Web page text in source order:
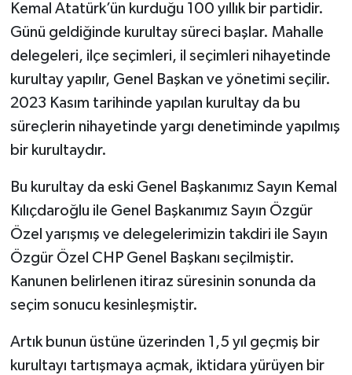
Kemal Atatürk’ün kurduğu 100 yıllık bir partidir.
Günü geldiğinde kurultay süreci başlar. Mahalle
delegeleri, ilçe seçimleri, il seçimleri nihayetinde
kurultay yapılır, Genel Başkan ve yönetimi seçilir.
2023 Kasım tarihinde yapılan kurultay da bu
süreçlerin nihayetinde yargı denetiminde yapılmış
bir kurultaydır.
Bu kurultay da eski Genel Başkanımız Sayın Kemal
Kılıçdaroğlu ile Genel Başkanımız Sayın Özgür
Özel yarışmış ve delegelerimizin takdiri ile Sayın
Özgür Özel CHP Genel Başkanı seçilmiştir.
Kanunen belirlenen itiraz süresinin sonunda da
seçim sonucu kesinleşmiştir.
Artık bunun üstüne üzerinden 1,5 yıl geçmiş bir
kurultayı tartışmaya açmak, iktidara yürüyen bir